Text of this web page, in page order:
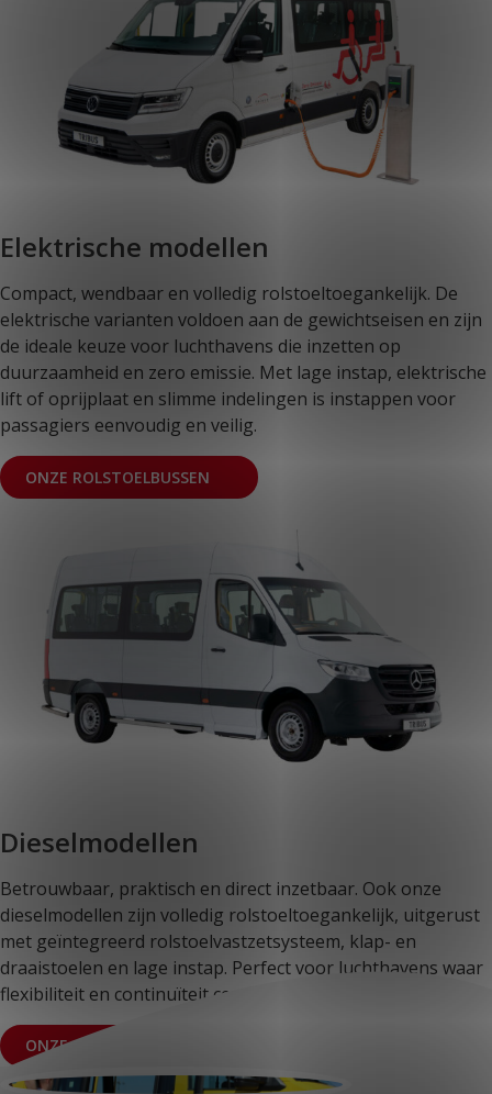
Elektrische modellen
Compact, wendbaar en volledig rolstoeltoegankelijk. De
elektrische varianten voldoen aan de gewichtseisen en zijn
de ideale keuze voor luchthavens die inzetten op
duurzaamheid en zero emissie. Met lage instap, elektrische
lift of oprijplaat en slimme indelingen is instappen voor
passagiers eenvoudig en veilig.
ONZE ROLSTOELBUSSEN
Dieselmodellen
Betrouwbaar, praktisch en direct inzetbaar. Ook onze
dieselmodellen zijn volledig rolstoeltoegankelijk, uitgerust
met geïntegreerd rolstoelvastzetsysteem, klap- en
draaistoelen en lage instap. Perfect voor luchthavens waar
flexibiliteit en continuïteit centraal staan.
ONZE ROLSTOELBUSSEN